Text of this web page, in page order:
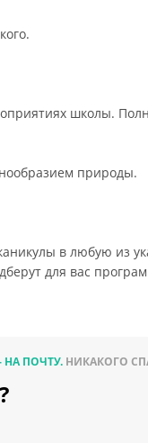
школы.
природы.
в любую из
для вас
ПОЧТУ. НИКАКОГО